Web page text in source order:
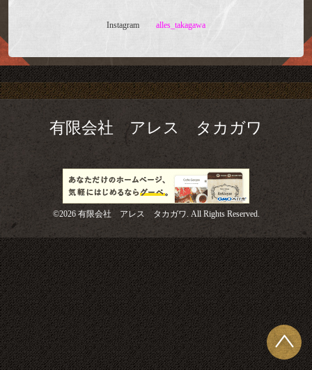
Instagram alles_takagawa
有限会社 アレス タカガワ
©2026 有限会社 アレス タカガワ. All Rights Reserved.